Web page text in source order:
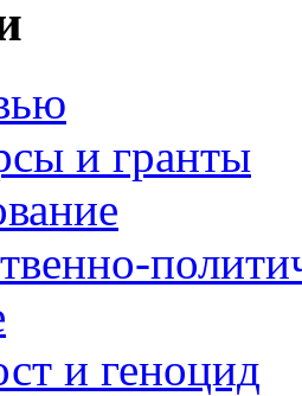
и гранты
и геноцид